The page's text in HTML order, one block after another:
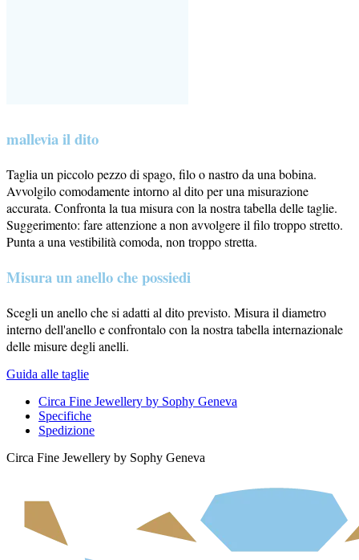
mallevia il dito
Taglia un piccolo pezzo di spago, filo o nastro da una bobina.
Avvolgilo comodamente intorno al dito per una misurazione
accurata. Confronta la tua misura con la nostra tabella delle taglie.
Suggerimento: fare attenzione a non avvolgere il filo troppo stretto.
Punta a una vestibilità comoda, non troppo stretta.
Misura un anello che possiedi
Scegli un anello che si adatti al dito previsto. Misura il diametro
interno dell'anello e confrontalo con la nostra tabella internazionale
delle misure degli anelli.
Guida alle taglie
Circa Fine Jewellery by Sophy Geneva
Specifiche
Spedizione
Circa Fine Jewellery by Sophy Geneva